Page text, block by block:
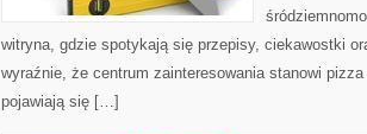
witryna, gdzie spotykają się przepisy, ciekawostki
wyraźnie, że centrum zainteresowania stanowi
pojawiają się […]